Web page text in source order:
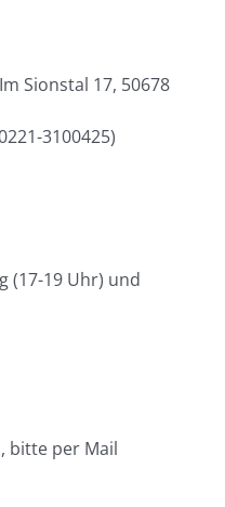
Sionstal 17, 50678
3100425)
(17-19 Uhr) und
bitte per Mail